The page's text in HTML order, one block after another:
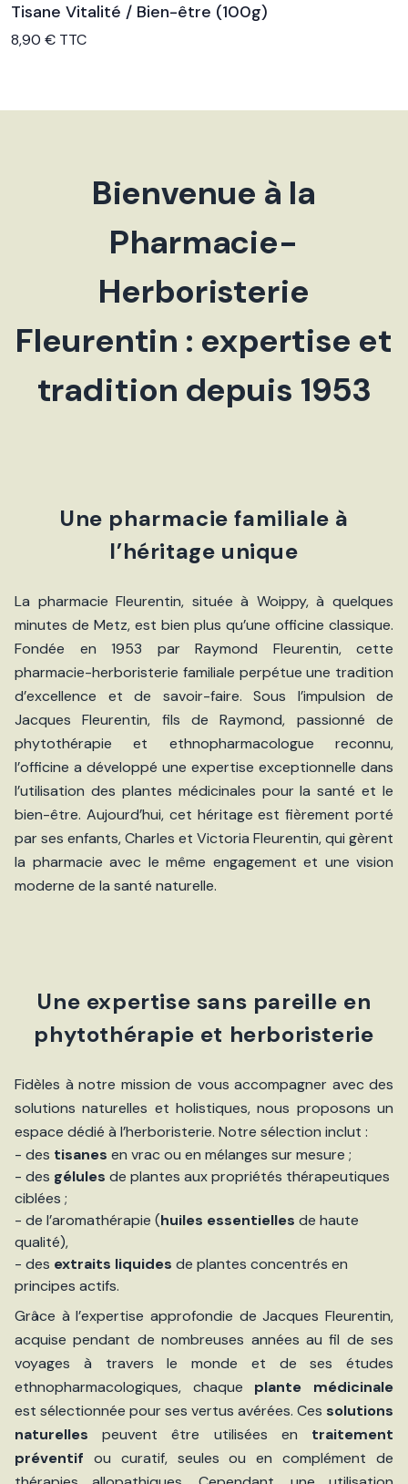
Voir le produit
Tisane Vitalité / Bien-être (100g)
8,90 € TTC
Bienvenue à la
Pharmacie-
Herboristerie
Fleurentin : expertise et
tradition depuis 1953
Une pharmacie familiale à
l’héritage unique
La pharmacie Fleurentin, située à Woippy, à quelques
minutes de Metz, est bien plus qu’une officine classique.
Fondée en 1953 par Raymond Fleurentin, cette
pharmacie-herboristerie familiale perpétue une tradition
d’excellence et de savoir-faire. Sous l’impulsion de
Jacques Fleurentin, fils de Raymond, passionné de
phytothérapie et ethnopharmacologue reconnu,
l’officine a développé une expertise exceptionnelle dans
l’utilisation des plantes médicinales pour la santé et le
bien-être. Aujourd’hui, cet héritage est fièrement porté
par ses enfants, Charles et Victoria Fleurentin, qui gèrent
la pharmacie avec le même engagement et une vision
moderne de la santé naturelle.
Une expertise sans pareille en
phytothérapie et herboristerie
Fidèles à notre mission de vous accompagner avec des
solutions naturelles et holistiques, nous proposons un
espace dédié à l’herboristerie. Notre sélection inclut :
- des tisanes en vrac ou en mélanges sur mesure ;
- des gélules de plantes aux propriétés thérapeutiques
ciblées ;
- de l’aromathérapie (huiles essentielles de haute
qualité),
- des extraits liquides de plantes concentrés en
principes actifs.
Grâce à l’expertise approfondie de Jacques Fleurentin,
acquise pendant de nombreuses années au fil de ses
voyages à travers le monde et de ses études
ethnopharmacologiques, chaque plante médicinale
est sélectionnée pour ses vertus avérées. Ces solutions
naturelles peuvent être utilisées en traitement
préventif ou curatif, seules ou en complément de